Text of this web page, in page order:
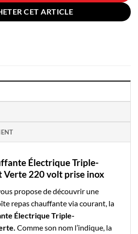
CET ARTICLE
Électrique Triple-
220 volt prise inox
propose de découvrir une
repas chauffante via courant , la
Électrique Triple-
Comme son nom l’indique, la